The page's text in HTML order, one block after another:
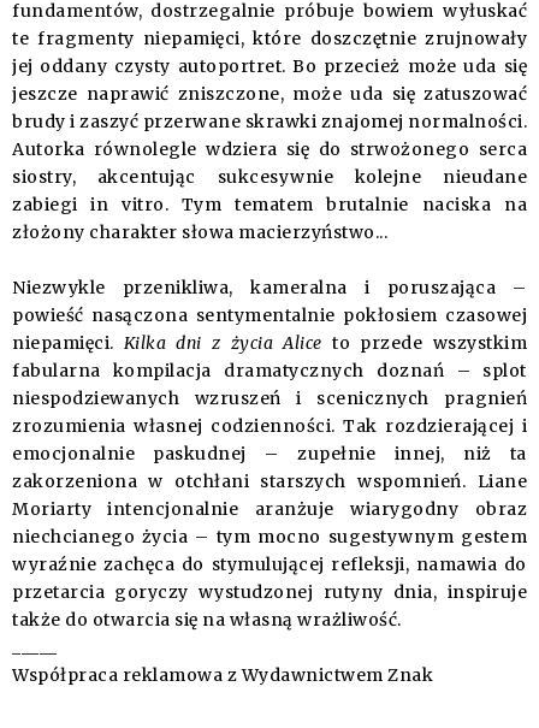
fundamentów, dostrzegalnie próbuje bowiem wyłuskać
te fragmenty niepamięci, które doszczętnie zrujnowały
jej oddany czysty autoportret. Bo przecież może uda się
jeszcze naprawić zniszczone, może uda się zatuszować
brudy i zaszyć przerwane skrawki znajomej normalności.
Autorka równolegle wdziera się do strwożonego serca
siostry, akcentując sukcesywnie kolejne nieudane
zabiegi in vitro. Tym tematem brutalnie naciska na
złożony charakter słowa macierzyństwo...
Niezwykle przenikliwa, kameralna i poruszająca –
powieść nasączona sentymentalnie pokłosiem czasowej
niepamięci. Kilka dni z życia Alice to przede wszystkim
fabularna kompilacja dramatycznych doznań – splot
niespodziewanych wzruszeń i scenicznych pragnień
zrozumienia własnej codzienności. Tak rozdzierającej i
emocjonalnie paskudnej – zupełnie innej, niż ta
zakorzeniona w otchłani starszych wspomnień. Liane
Moriarty intencjonalnie aranżuje wiarygodny obraz
niechcianego życia – tym mocno sugestywnym gestem
wyraźnie zachęca do stymulującej refleksji, namawia do
przetarcia goryczy wystudzonej rutyny dnia, inspiruje
także do otwarcia się na własną wrażliwość.
Współpraca reklamowa z Wydawnictwem Znak